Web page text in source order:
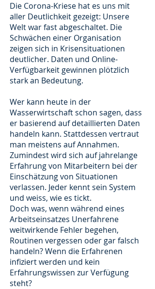
Die Corona-Kriese hat es uns mit
aller Deutlichkeit gezeigt: Unsere
Welt war fast abgeschaltet. Die
Schwächen einer Organisation
zeigen sich in Krisensituationen
deutlicher. Daten und Online-
Verfügbarkeit gewinnen plötzlich
stark an Bedeutung.
Wer kann heute in der
Wasserwirtschaft schon sagen, dass
er basierend auf detaillierten Daten
handeln kann. Stattdessen vertraut
man meistens auf Annahmen.
Zumindest wird sich auf jahrelange
Erfahrung von Mitarbeitern bei der
Einschätzung von Situationen
verlassen. Jeder kennt sein System
und weiss, wie es tickt.
Doch was, wenn während eines
Arbeitseinsatzes Unerfahrene
weitwirkende Fehler begehen,
Routinen vergessen oder gar falsch
handeln? Wenn die Erfahrenen
infiziert werden und kein
Erfahrungswissen zur Verfügung
steht?